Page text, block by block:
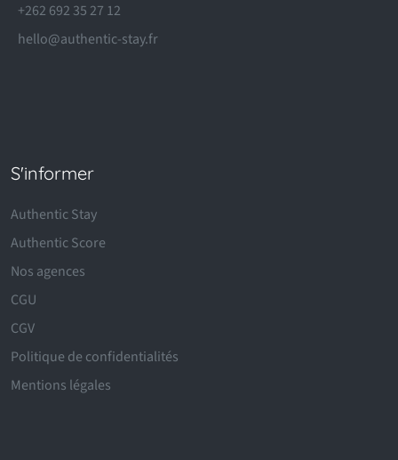
+262 692 35 27 12
hello@authentic-stay.fr
S'informer
Authentic Stay
Authentic Score
Nos agences
CGU
CGV
Politique de confidentialités
Mentions légales